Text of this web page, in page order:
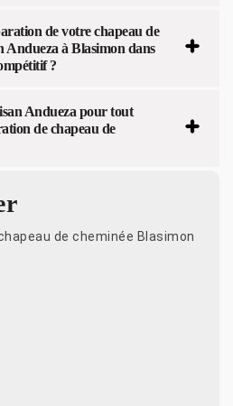
de votre chapeau de
Andueza à Blasimon dans
?
Andueza pour tout
de chapeau de
de cheminée Blasimon